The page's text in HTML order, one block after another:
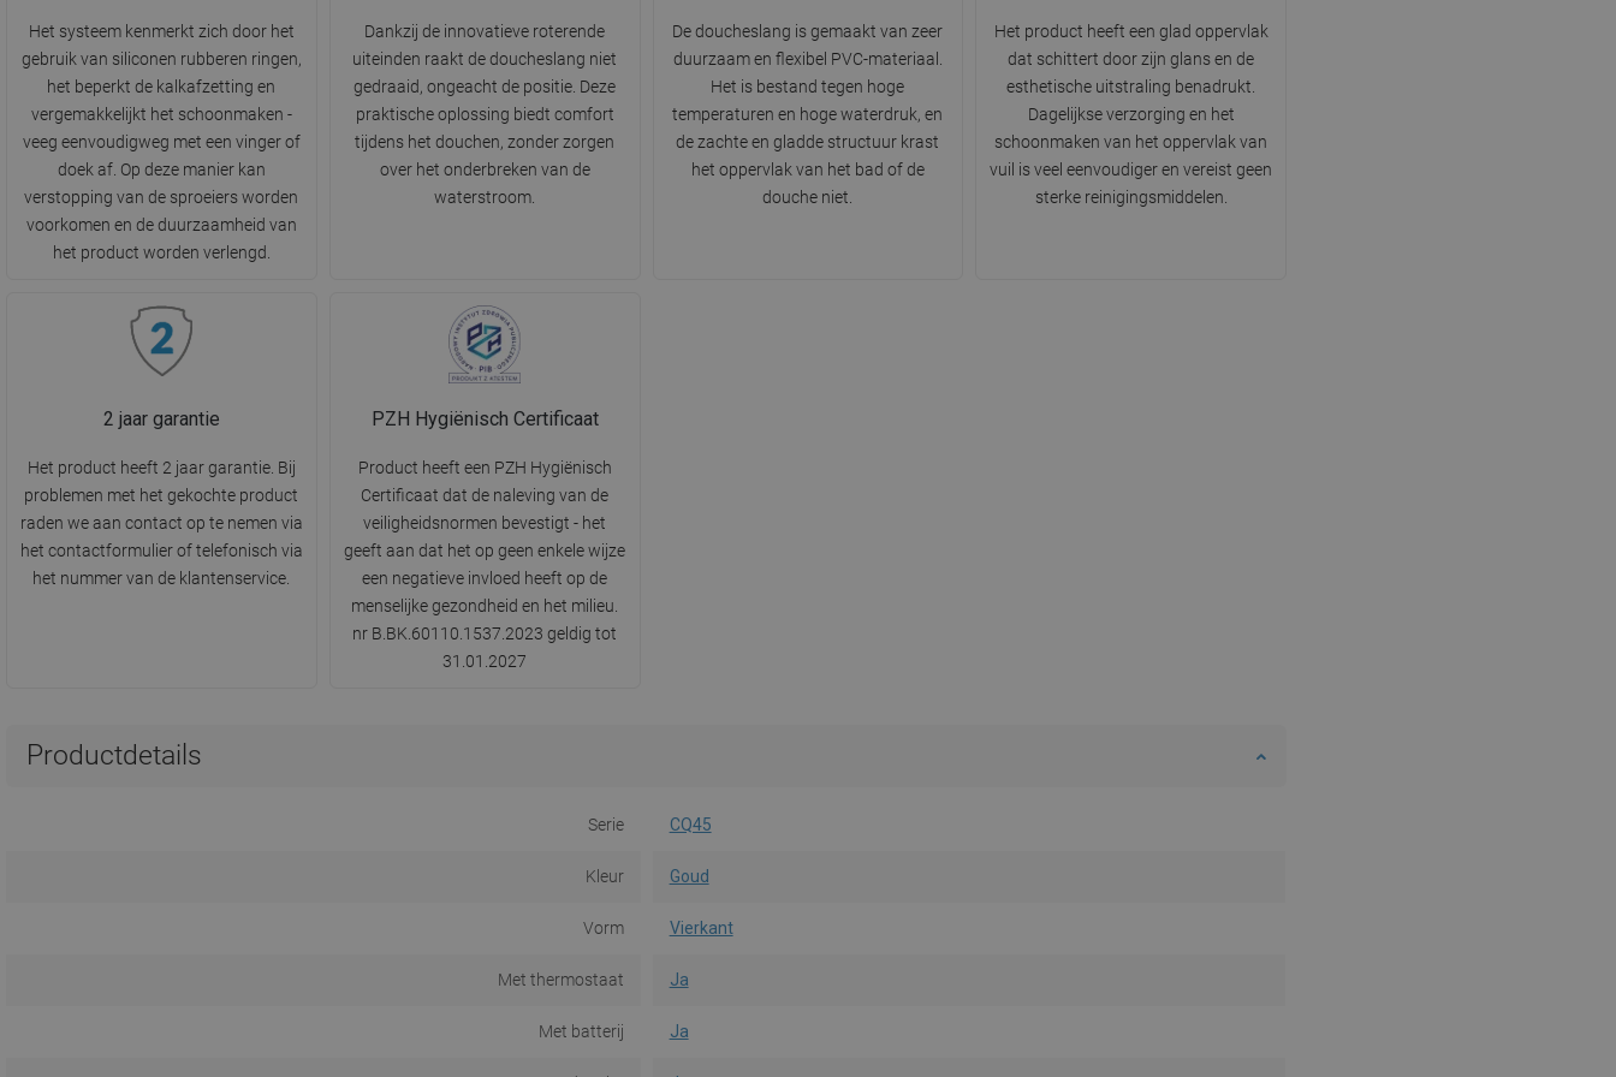
Het systeem kenmerkt zich door het
gebruik van siliconen rubberen ringen,
het beperkt de kalkafzetting en
vergemakkelijkt het schoonmaken -
veeg eenvoudigweg met een vinger of
doek af. Op deze manier kan
verstopping van de sproeiers worden
voorkomen en de duurzaamheid van
het product worden verlengd.
Dankzij de innovatieve roterende
uiteinden raakt de doucheslang niet
gedraaid, ongeacht de positie. Deze
praktische oplossing biedt comfort
tijdens het douchen, zonder zorgen
over het onderbreken van de
waterstroom.
De doucheslang is gemaakt van zeer
duurzaam en flexibel PVC-materiaal.
Het is bestand tegen hoge
temperaturen en hoge waterdruk, en
de zachte en gladde structuur krast
het oppervlak van het bad of de
douche niet.
Het product heeft een glad oppervlak
dat schittert door zijn glans en de
esthetische uitstraling benadrukt.
Dagelijkse verzorging en het
schoonmaken van het oppervlak van
vuil is veel eenvoudiger en vereist geen
sterke reinigingsmiddelen.
2 jaar garantie
Het product heeft 2 jaar garantie. Bij
problemen met het gekochte product
raden we aan contact op te nemen via
het contactformulier of telefonisch via
het nummer van de klantenservice.
PZH Hygiënisch Certificaat
Product heeft een PZH Hygiënisch
Certificaat dat de naleving van de
veiligheidsnormen bevestigt - het
geeft aan dat het op geen enkele wijze
een negatieve invloed heeft op de
menselijke gezondheid en het milieu.
nr B.BK.60110.1537.2023 geldig tot
31.01.2027
Productdetails
Serie CQ45
Kleur Goud
Vorm Vierkant
Met thermostaat Ja
Met batterij Ja
SWEDISH
PORTUGUESE
CROATIAN
GREEK